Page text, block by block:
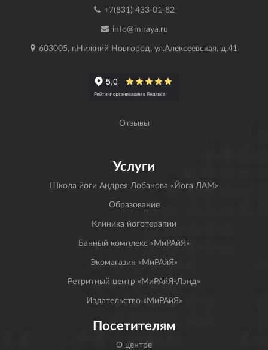
+7(831) 433-01-82
info@miraya.ru
603005, г.Нижний Новгород, ул.Алексеевская, д.41
Отзывы
Услуги
Школа йоги Андрея Лобанова «Йога ЛАМ»
Образование
Клиника йоготерапии
Банный комплекс «МиРАйЯ»
Экомагазин «МиРАйЯ»
Ретритный центр «МиРАйЯ-Лэнд»
Издательство «МиРАйЯ»
Посетителям
О центре